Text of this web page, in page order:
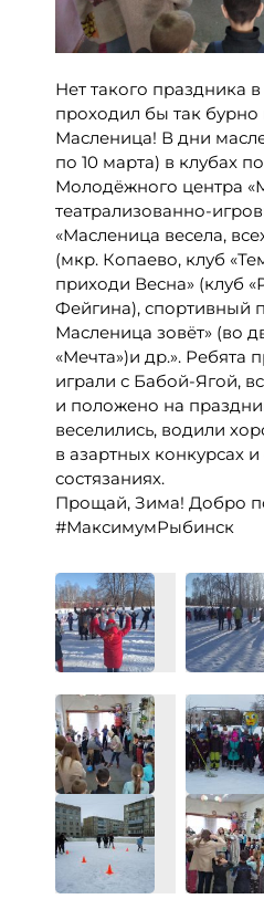
Нет такого праздника
проходил бы так бурно
Масленица! В дни
по 10 марта) в клубах
Молодёжного центра
театрализованно-
«Масленица весела,
(мкр. Копаево, клуб
приходи Весна» (клуб
Фейгина), спортивный
Масленица зовёт» (во
«Мечта»)и др.». Ребята
играли с Бабой-Ягой,
и положено на
веселились, водили
в азартных конкурсах
состязаниях.
Прощай, Зима! Добро
#МаксимумРыбинск